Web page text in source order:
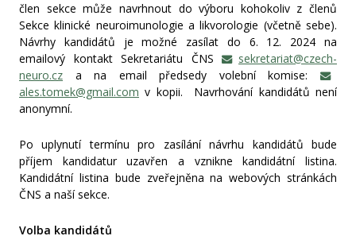
člen sekce může navrhnout do výboru kohokoliv z členů
Sekce klinické neuroimunologie a likvorologie (včetně sebe).
Návrhy kandidátů je možné zasílat do 6. 12. 2024 na
emailový kontakt Sekretariátu ČNS
sekretariat@czech-
neuro.cz a na email předsedy volební komise:
ales.tomek@gmail.com v kopii. Navrhování kandidátů není
anonymní.
Po uplynutí termínu pro zasílání návrhu kandidátů bude
příjem kandidatur uzavřen a vznikne kandidátní listina.
Kandidátní listina bude zveřejněna na webových stránkách
ČNS a naší sekce.
Volba kandidátů